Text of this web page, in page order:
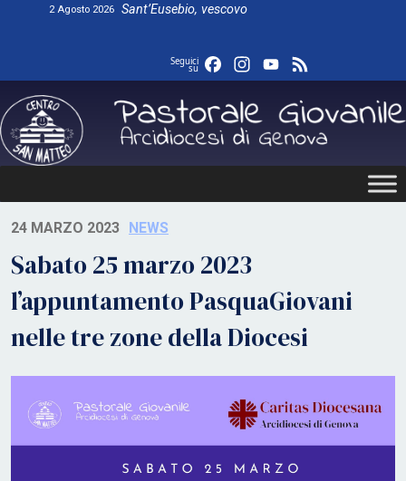
2 Agosto 2026 Sant’Eusebio, vescovo
Seguici
su FacebookInstagram
YouTube
24 MARZO 2023 NEWS
Sabato 25 marzo 2023
l’appuntamento PasquaGiovani
nelle tre zone della Diocesi